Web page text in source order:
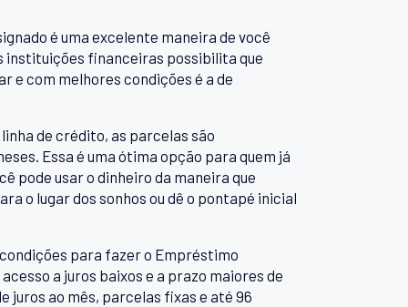
é uma excelente maneira de você
instituições financeiras possibilita que
e com melhores condições é a de
de crédito, as parcelas são
Essa é uma ótima opção para quem já
pode usar o dinheiro da maneira que
o lugar dos sonhos ou dê o pontapé inicial
para fazer o Empréstimo
a juros baixos e a prazo maiores de
juros ao mês, parcelas fixas e até 96